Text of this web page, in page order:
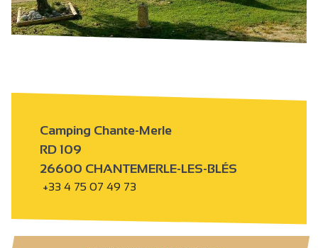
Camping Chante-Merle
RD 109
26600 CHANTEMERLE-LES-BLÉS
+33 4 75 07 49 73